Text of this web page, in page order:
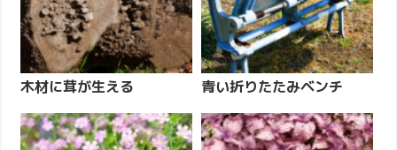
木材に茸が生える 青い折りたたみベンチ